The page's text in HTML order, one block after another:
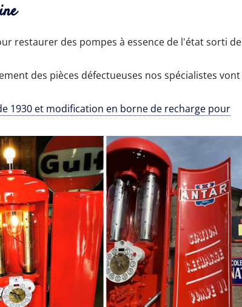
restaurer des pompes à essence de l'état sorti de
des pièces défectueuses nos spécialistes vont
1930 et modification en borne de recharge pour